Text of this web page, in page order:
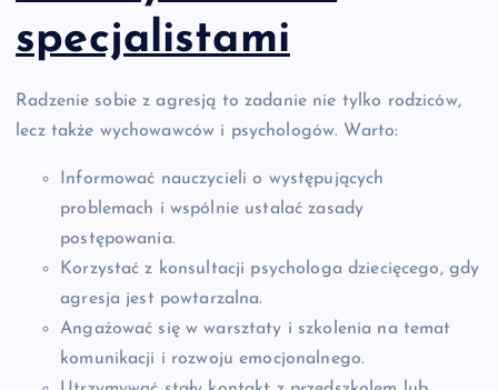
specjalistami
Radzenie sobie z agresją to zadanie nie tylko rodziców,
lecz także wychowawców i psychologów. Warto:
Informować nauczycieli o występujących
problemach i wspólnie ustalać zasady
postępowania.
Korzystać z konsultacji psychologa dziecięcego, gdy
agresja jest powtarzalna.
Angażować się w warsztaty i szkolenia na temat
komunikacji i rozwoju emocjonalnego.